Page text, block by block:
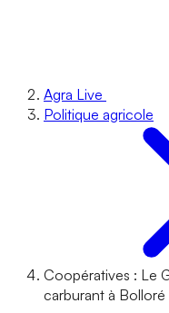
Agra Live
Politique agricole
Coopératives : Le
carburant à Bolloré